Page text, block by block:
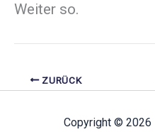
Weiter so.
ZURÜCK
Copyright © 2026